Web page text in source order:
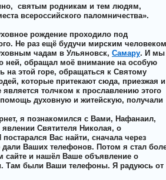
святым родникам и тем людям,
всероссийского паломничества».
рождение проходило под
Не раз ещё будучи мирским человеком
чадам в Ульяновск, Самару. И мы
ней, обращал моё внимание на особую
на этой горе, обращаться к Святому
которые притекают сюда, приезжая и
толчком к прославлению этого
духовную и житейскую, получали
я познакомился с Вами, Нафанаил,
Святителя Николая, о
Вас найти, сначала через
Ваших телефонов. Потом я стал
сайте и нашёл Ваше объявление о
Там были Ваши телефоны. Я радуюсь от